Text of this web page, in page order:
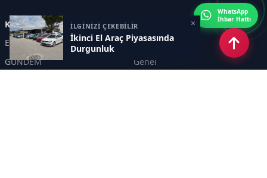
İLGİNİZİ ÇEKEBİLİR
İkinci El Araç Piyasasında
Durgunluk
×
Kategoriler
Eskişehir
SPOR
GÜNDEM
Genel
WhatsApp
İhbar Hattı